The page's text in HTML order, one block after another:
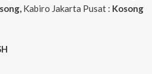
Kabiro Jakarta Pusat : Kosong